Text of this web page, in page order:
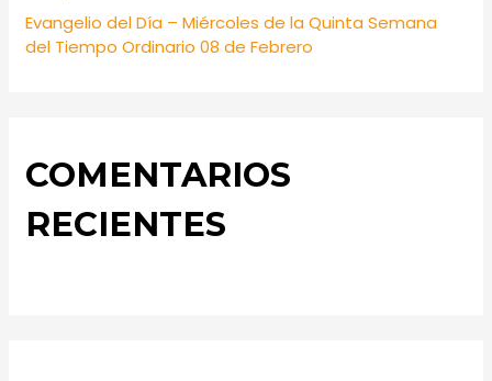
Evangelio del Día – Miércoles de la Quinta Semana
del Tiempo Ordinario 08 de Febrero
COMENTARIOS
RECIENTES